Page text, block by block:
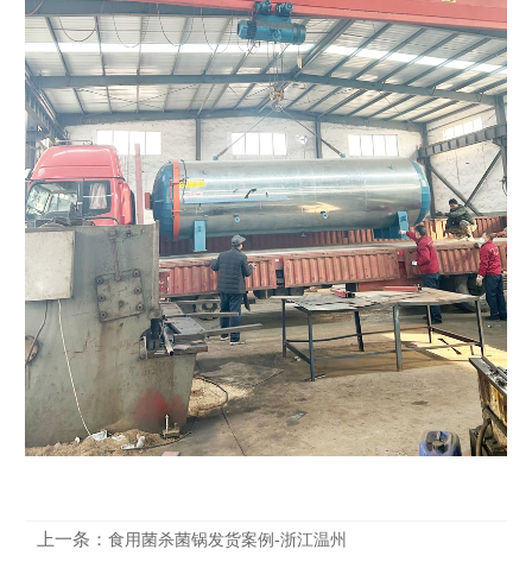
上一条：食用菌杀菌锅发货案例-浙江温州